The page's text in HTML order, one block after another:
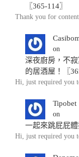
〖365-114〗
Thank you for
on
深夜廚房，不
的居酒屋！〖
Hi, just required you
Tipobet
on
一起來跳屁屁體
Hi, just required you